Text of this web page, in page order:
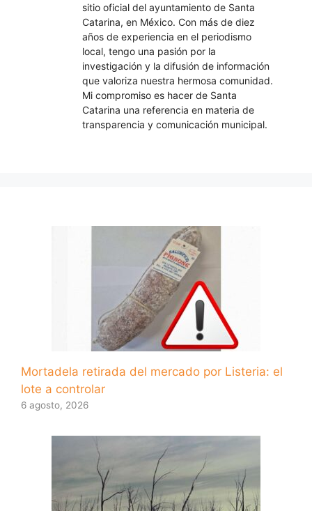
sitio oficial del ayuntamiento de Santa
Catarina, en México. Con más de diez
años de experiencia en el periodismo
local, tengo una pasión por la
investigación y la difusión de información
que valoriza nuestra hermosa comunidad.
Mi compromiso es hacer de Santa
Catarina una referencia en materia de
transparencia y comunicación municipal.
Mortadela retirada del mercado por Listeria: el
lote a controlar
6 agosto, 2026